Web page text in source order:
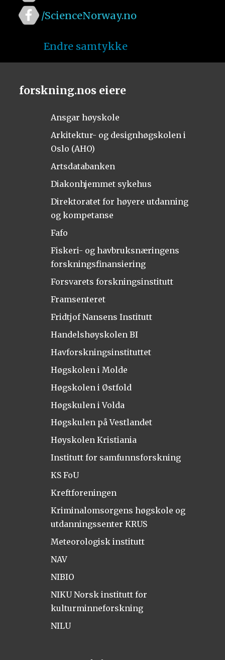
/ScienceNorway.no
Endre samtykke
forskning.nos eiere
Ansgar høyskole
Arkitektur- og designhøgskolen i
Oslo (AHO)
Artsdatabanken
Diakonhjemmet sykehus
Direktoratet for høyere utdanning
og kompetanse
Fafo
Fiskeri- og havbruksnæringens
forskningsfinansiering
Forsvarets forskningsinstitutt
Framsenteret
Fridtjof Nansens Institutt
Handelshøyskolen BI
Havforskningsinstituttet
Høgskolen i Molde
Høgskolen i Østfold
Høgskulen i Volda
Høgskulen på Vestlandet
Høyskolen Kristiania
Institutt for samfunnsforskning
KS FoU
Kreftforeningen
Kriminalomsorgens høgskole og
utdanningssenter KRUS
Meteorologisk institutt
NAV
NIBIO
NIKU Norsk institutt for
kulturminneforskning
NILU